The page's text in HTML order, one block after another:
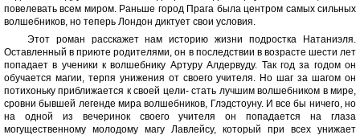
повелевать всем миром. Раньше город Прага была центром самых сильных
волшебников, но теперь Лондон диктует свои условия.
Этот роман расскажет нам историю жизни подростка Натаниэля.
Оставленный в приюте родителями, он в последствии в возрасте шести лет
попадает в ученики к волшебнику Артуру Алдервуду. Так год за годом он
обучается магии, терпя унижения от своего учителя. Но шаг за шагом он
потихоньку приближается к своей цели- стать лучшим волшебником в мире,
сровни бывшей легенде мира волшебников, Глэдстоуну. И все бы ничего, но
на одной из вечеринок своего учителя он попадается на глаза
могущественному молодому магу Лавлейсу, который при всех унижает